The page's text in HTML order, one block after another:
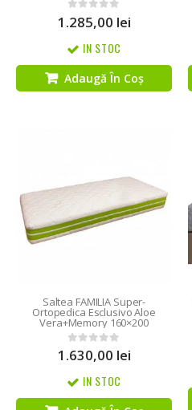
0out of 5
1.285,00 lei
IN STOC
Adaugă În Coș
Saltea FAMILIA Super-
Ortopedica Esclusivo Aloe
Vera+Memory 160×200
0out of 5
1.630,00 lei
IN STOC